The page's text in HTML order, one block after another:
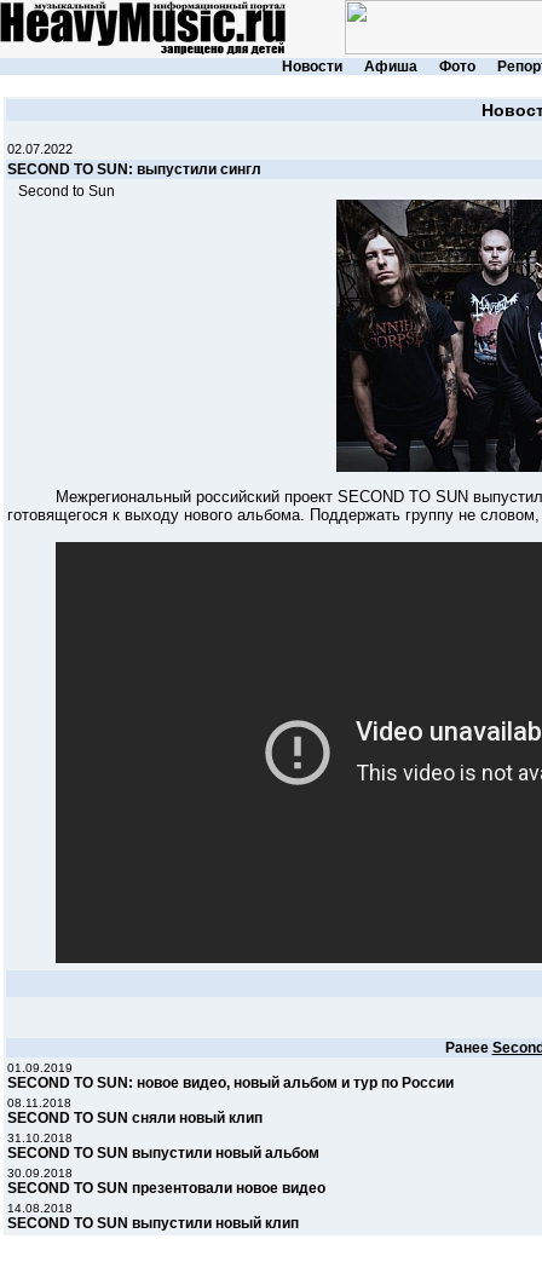
Новости Афиша Фото
02.07.2022
SECOND TO SUN: выпустили сингл
Second to Sun
Межрегиональный российский проект SECOND TO SUN
готовящегося к выходу нового альбома. Поддержать группу не
Ранее
01.09.2019
SECOND TO SUN: новое видео, новый альбом и тур по России
08.11.2018
SECOND TO SUN сняли новый клип
31.10.2018
SECOND TO SUN выпустили новый альбом
30.09.2018
SECOND TO SUN презентовали новое видео
14.08.2018
SECOND TO SUN выпустили новый клип